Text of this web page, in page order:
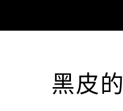
黑皮